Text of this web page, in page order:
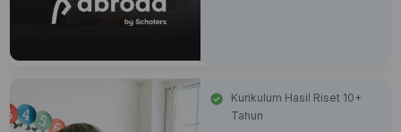
Kurikulum Hasil Riset 10+
Tahun